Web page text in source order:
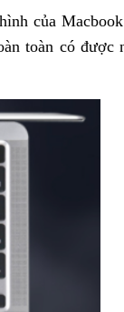
của
toàn có được